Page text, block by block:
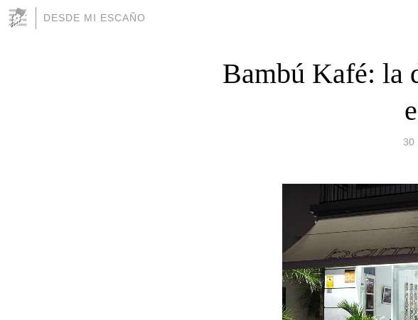
DESDE MI ESCAÑO
Bambú Kafé: la
30